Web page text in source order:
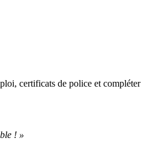
certificats de police et compléter
! »